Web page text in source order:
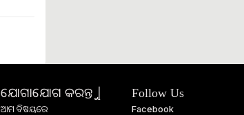
ଯୋଗାଯୋଗ କରନ୍ତୁ |
ଆମ ବିଷୟରେ
Follow Us
Facebook